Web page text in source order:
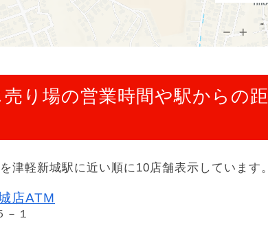
り場の営業時間や駅からの距
津軽新城駅に近い順に10店舗表示しています。
店ATM
１